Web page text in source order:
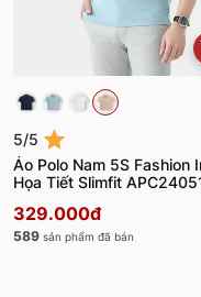
5/5
Áo Polo Nam 5S Fashion
Họa Tiết Slimfit
329.000đ
589 sản phẩm đã bán